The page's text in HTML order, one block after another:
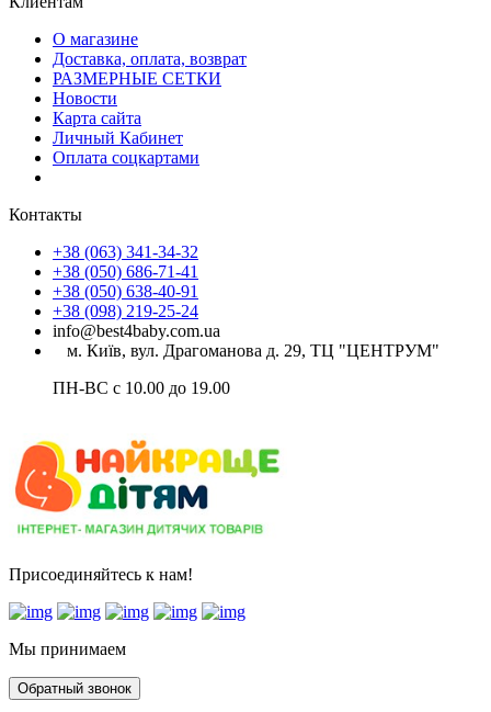
О магазине
Доставка, оплата, возврат
РАЗМЕРНЫЕ СЕТКИ
Новости
Карта сайта
Личный Кабинет
Оплата соцкартами
Контакты
+38 (063) 341-34-32
+38 (050) 686-71-41
+38 (050) 638-40-91
+38 (098) 219-25-24
info@best4baby.com.ua
м. Київ, вул. Драгоманова д. 29, ТЦ "ЦЕНТРУМ"
ПН-ВС с 10.00 до 19.00
Присоединяйтесь к нам!
Мы принимаем
Обратный звонок